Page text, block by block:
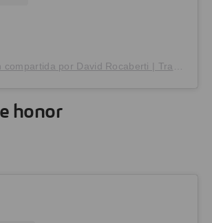
Una publicación compartida por David Rocaberti | Travel Photography (@davidrocaberti)
honor